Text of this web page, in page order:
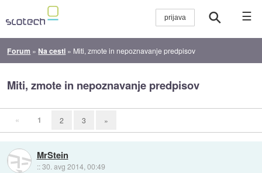
☰
Forum » Na cesti » Miti, zmote in nepoznavanje predpisov
Miti, zmote in nepoznavanje predpisov
« 1 2 3 »
MrStein
::30. avg 2014, 00:49